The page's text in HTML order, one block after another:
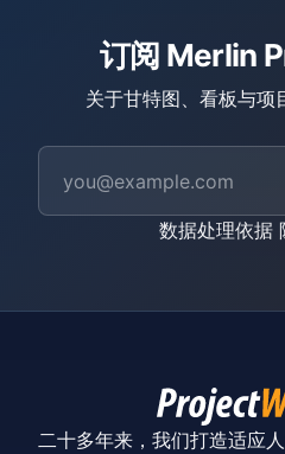
订阅 Merlin
关于甘特图、看板与项
数据处理依据
二十多年来，我们打造适应